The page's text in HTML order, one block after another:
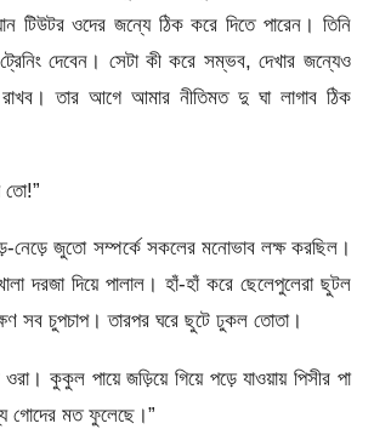
টিউটর ওদের জন্যে ঠিক করে দিতে পারেন। তিনি
দেবেন। সেটা কী করে সম্ভব, দেখার জন্যেও
তার আগে আমার নীতিমত দু ঘা লাগাব ঠিক
তো!”
নেড়ে জুতো সম্পর্কে সকলের মনোভাব লক্ষ করছিল।
দরজা দিয়ে পালাল। হাঁ-হাঁ করে ছেলেপুলেরা ছুটল
সব চুপচাপ। তারপর ঘরে ছুটে ঢুকল তোতা।
ওরা। কুকুল পায়ে জড়িয়ে গিয়ে পড়ে যাওয়ায় পিসীর পা
গোদের মত ফুলেছে।”